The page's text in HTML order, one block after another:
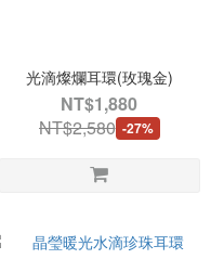
光滴燦爛耳環(玫瑰金)
NT$1,880
NT$2,580 -27%